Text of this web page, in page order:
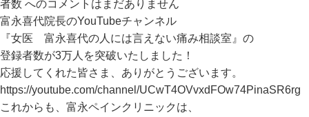
者数 へのコメントはまだありません
富永喜代院長のYouTubeチャンネル
『女医 富永喜代の人には言えない痛み相談室』の
登録者数が3万人を突破いたしました！
応援してくれた皆さま、ありがとうございます。
https://youtube.com/channel/UCwT4OVvxdFOw74PinaSR6rg
これからも、富永ペインクリニックは、